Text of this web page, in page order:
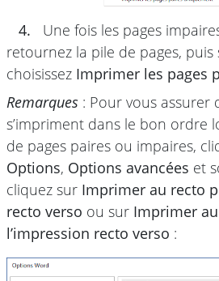
4.
Une fois les pages
retournez la pile de pages, puis
choisissez Imprimer les pages
Remarques : Pour vous assurer
s’impriment dans le bon ordre
de pages paires ou impaires,
Options, Options avancées et
cliquez sur Imprimer au recto
recto verso ou sur Imprimer
l’impression recto verso :